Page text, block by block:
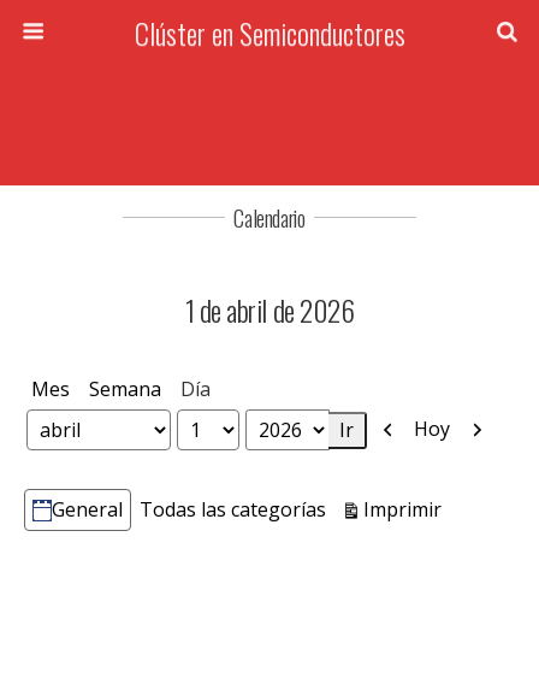
Clúster en Semiconductores
Calendario
1 de abril de 2026
Mes Semana Día
Mes
Día
Año
Anterior
Hoy
Categorías
General Todas las categorías ImprimirVistas